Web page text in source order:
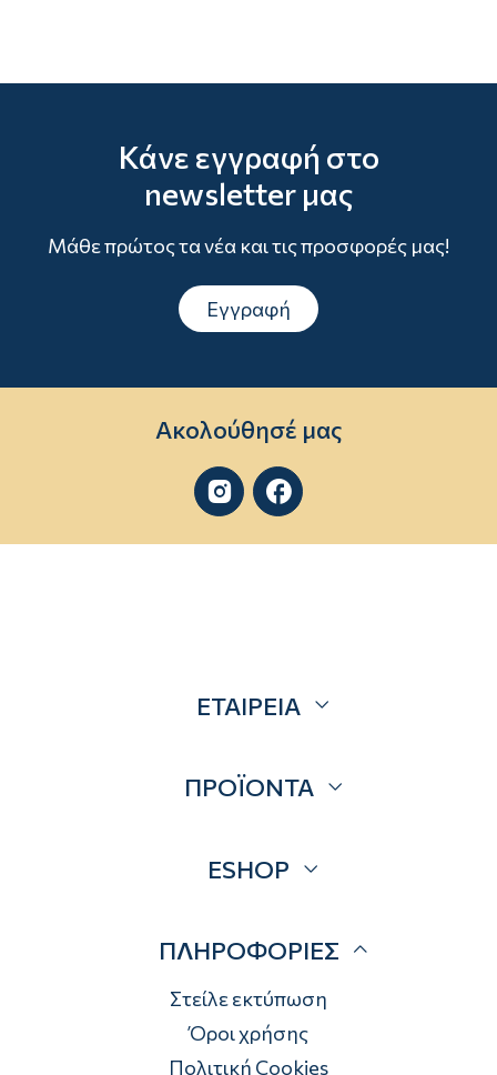
Κάνε εγγραφή στο
newsletter μας
Μάθε πρώτος τα νέα και τις προσφορές μας!
Εγγραφή
Ακολούθησέ μας
 
ΕΤΑΙΡΕΙΑ
Επικοινωνία
ΠΡΟΪΟΝΤΑ
Brands
ESHOP
Τρόποι αποστολής
Τρόποι πληρωμής
Επιστροφές
ΠΛΗΡΟΦΟΡΙΕΣ
Στείλε εκτύπωση
Όροι χρήσης
Πολιτική Cookies